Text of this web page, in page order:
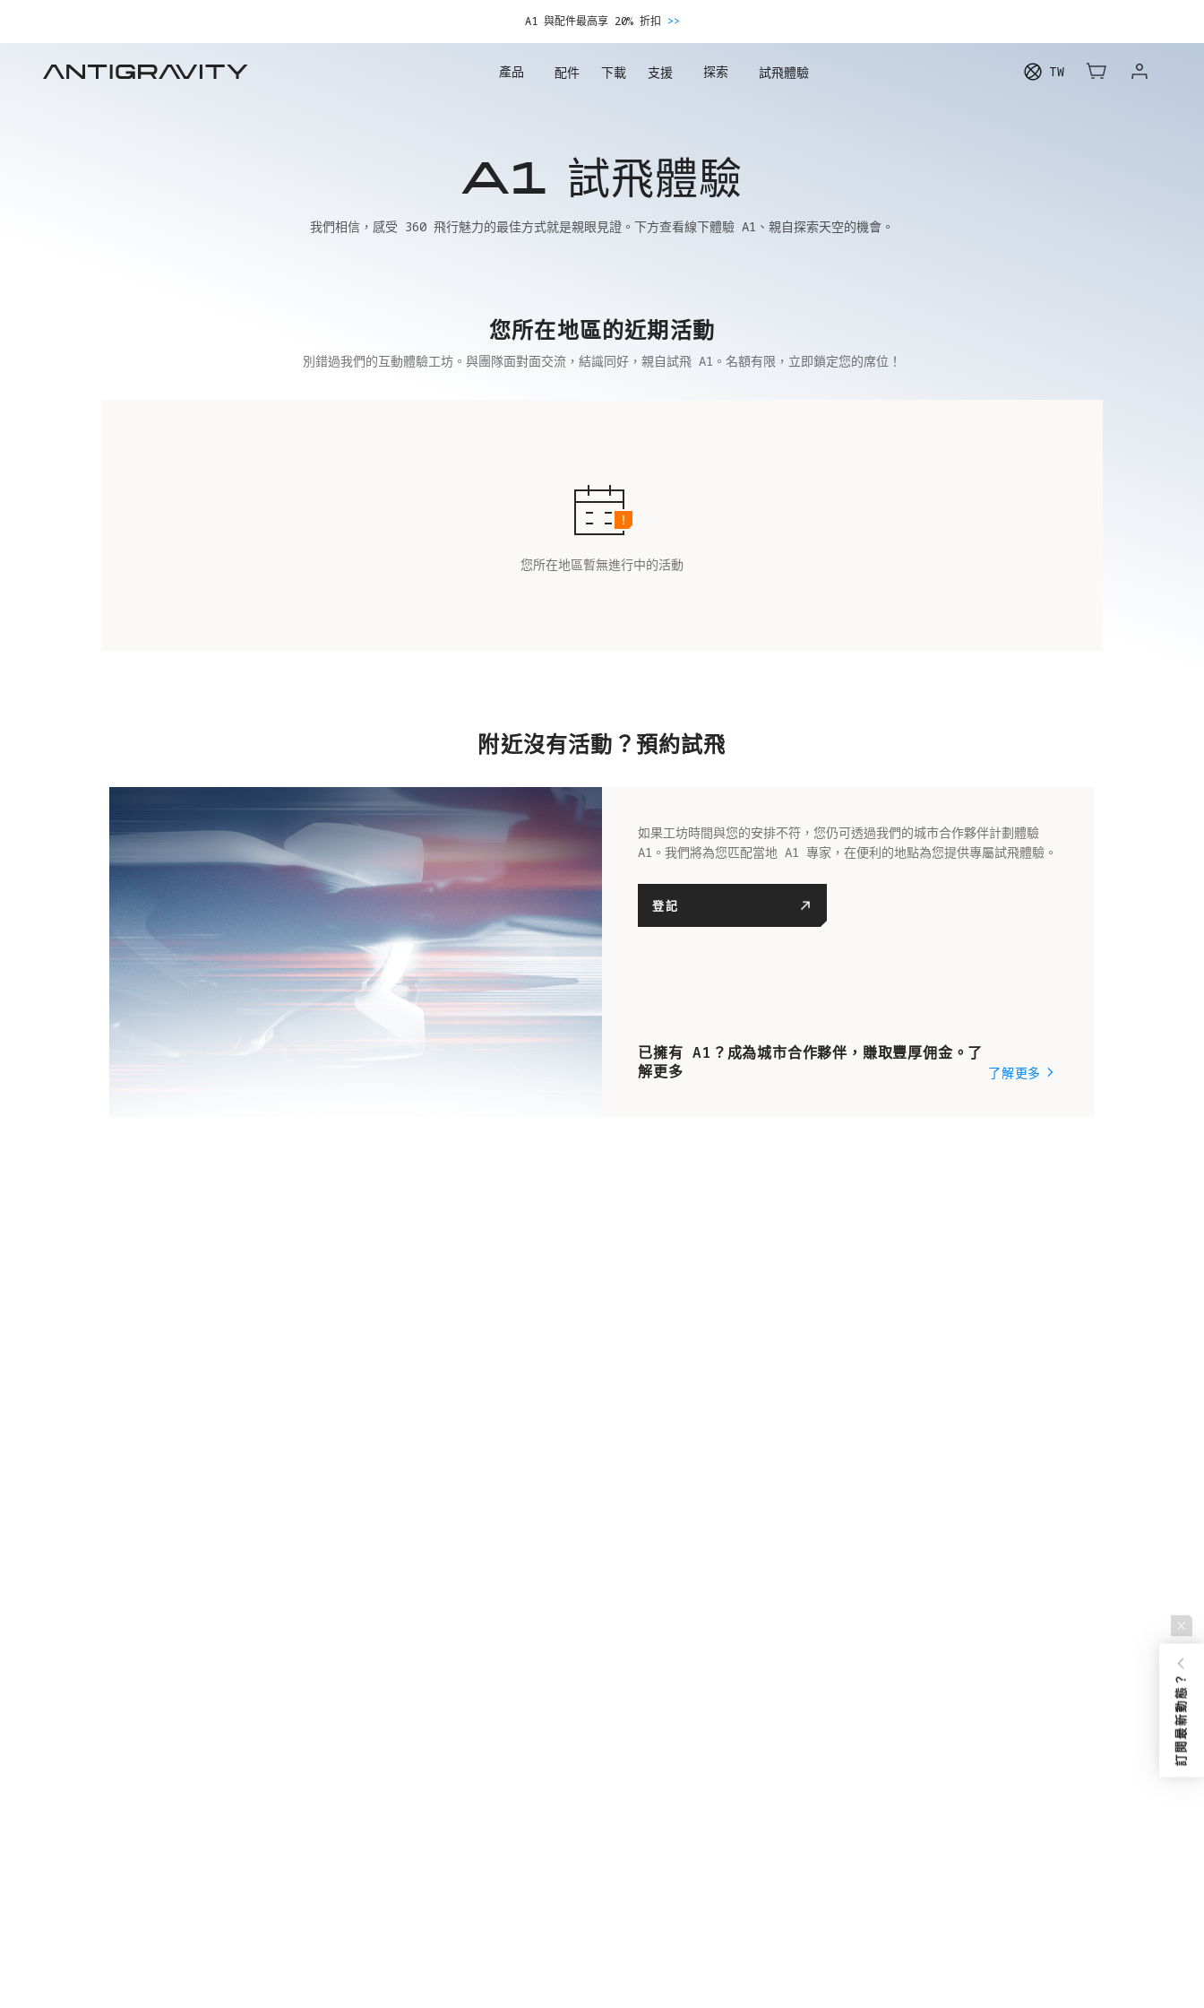
A1 與配件最高享 20% 折扣 >>
產品 配件 下載 支援 探索 試飛體驗 TW
A1 試飛體驗
我們相信，感受 360 飛行魅力的最佳方式就是親眼見證。下方查看線下體驗 A1、親自探索天空的機會。
您所在地區的近期活動
別錯過我們的互動體驗工坊。與團隊面對面交流，結識同好，親自試飛 A1。名額有限，立即鎖定您的席位！
您所在地區暫無進行中的活動
附近沒有活動？預約試飛
如果工坊時間與您的安排不符，您仍可透過我們的城市合作夥伴計劃體驗
A1。我們將為您匹配當地 A1 專家，在便利的地點為您提供專屬試飛體驗。
登記
已擁有 A1？成為城市合作夥伴，賺取豐厚佣金。了
解更多
了解更多
訂閱最新動態？